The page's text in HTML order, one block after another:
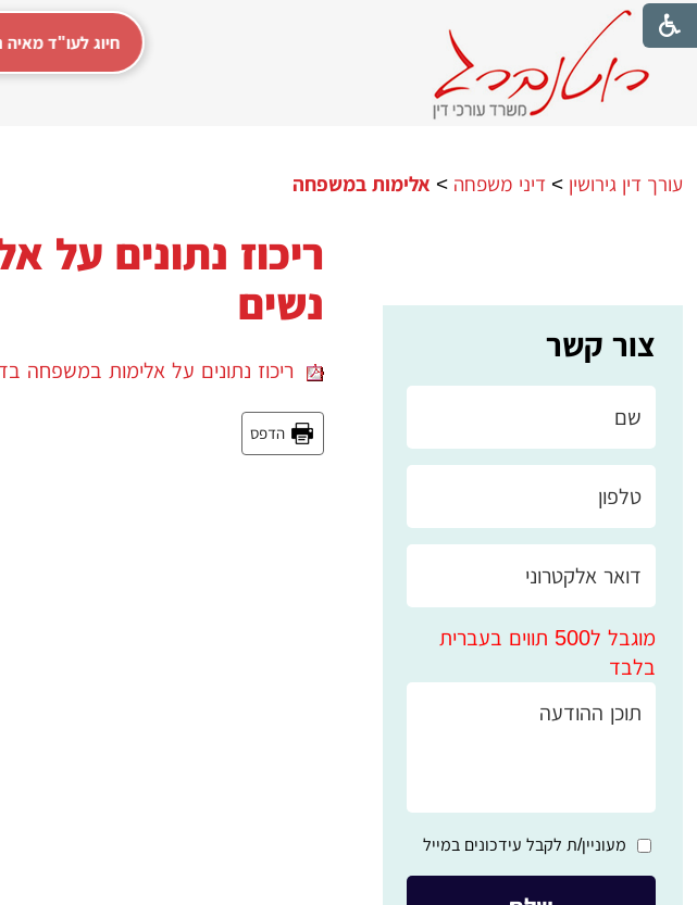
צור קשר
מוגבל ל500 תווים בעברית
בלבד
מעוניין/ת לקבל עידכונים במייל
עורך דין גירושין > דיני משפחה > אלימות במשפחה
ריכוז נתונים
נשים
ריכוז נתונים על אלימות במשפחה
הדפס
054-4705733 חיוג לעו"ד